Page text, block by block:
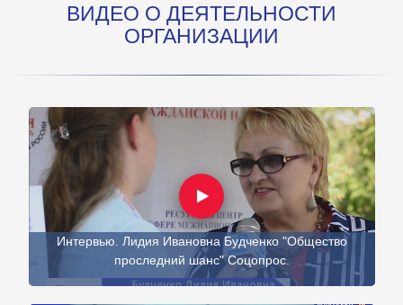
ВИДЕО О ДЕЯТЕЛЬНОСТИ
ОРГАНИЗАЦИИ
Интервью. Лидия Ивановна Будченко "Общество
проследний шанс" Соцопрос.